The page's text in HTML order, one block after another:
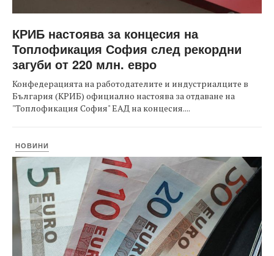
КРИБ настоява за концесия на
Топлофикация София след рекордни
загуби от 220 млн. евро
Конфедерацията на работодателите и индустриалците в
България (КРИБ) официално настоява за отдаване на
"Топлофикация София" ЕАД на концесия....
НОВИНИ